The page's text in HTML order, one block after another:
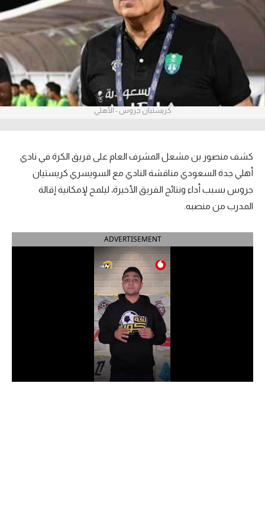
ركن الألعاب
بطولات
الدوري الإنجليزي الممتاز
الدوري الإسباني
الدوري الإيطالي
الدوري الألماني
الدوري السعودي للمحترفين
دوري أبطال إفريقيا
كريستيان جروس - الأهلي
كشف منصور بن مشعل المشرف العام على فريق الكرة في نادي
أهلي جدة السعودي مناقشة النادي مع السويسري كريستيان
جروس بسبب أداء ونتائج الفريق الأخيرة، ليلمح لإمكانية إقالة
المدرب من منصبه.
ADVERTISEMENT